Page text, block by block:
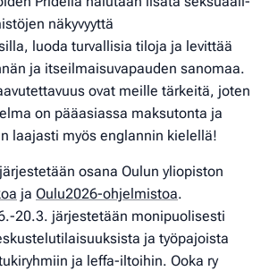
näkyvyyttä
luoda turvallisia tiloja ja levittää
ja itseilmaisuvapauden sanomaa.
ovat meille tärkeitä, joten
on pääasiassa maksutonta ja
laajasti myös englannin kielellä!
osana Oulun yliopiston
ja Oulu2026-ohjelmistoa.
20.3. järjestetään monipuolisesti
ja työpajoista
ja leffa-iltoihin. Ooka ry